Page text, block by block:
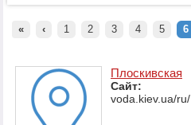
« ‹ 1 2 3 4 5 6
Плоскивская
Сайт:
voda.kiev.ua/ru/